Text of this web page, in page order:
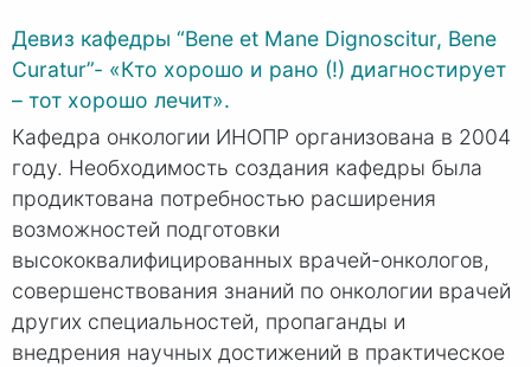
Девиз кафедры “Bene et Mane Dignoscitur, Bene
Curatur”- «Кто хорошо и рано (!) диагностирует
– тот хорошо лечит».
Кафедра онкологии ИНОПР организована в 2004
году. Необходимость создания кафедры была
продиктована потребностью расширения
возможностей подготовки
высококвалифицированных врачей-онкологов,
совершенствования знаний по онкологии врачей
других специальностей, пропаганды и
внедрения научных достижений в практическое